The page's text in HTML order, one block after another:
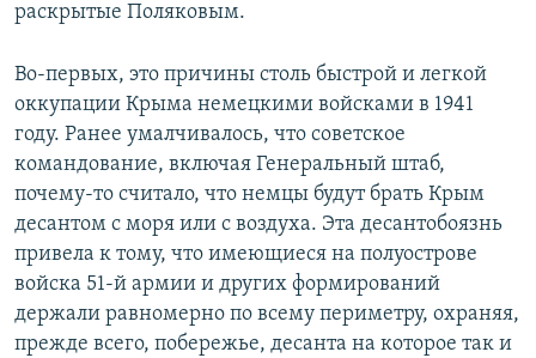
раскрытые Поляковым.
Во-первых, это причины столь быстрой и легкой
оккупации Крыма немецкими войсками в 1941
году. Ранее умалчивалось, что советское
командование, включая Генеральный штаб,
почему-то считало, что немцы будут брать Крым
десантом с моря или с воздуха. Эта десантобоязнь
привела к тому, что имеющиеся на полуострове
войска 51-й армии и других формирований
держали равномерно по всему периметру, охраняя,
прежде всего, побережье, десанта на которое так и